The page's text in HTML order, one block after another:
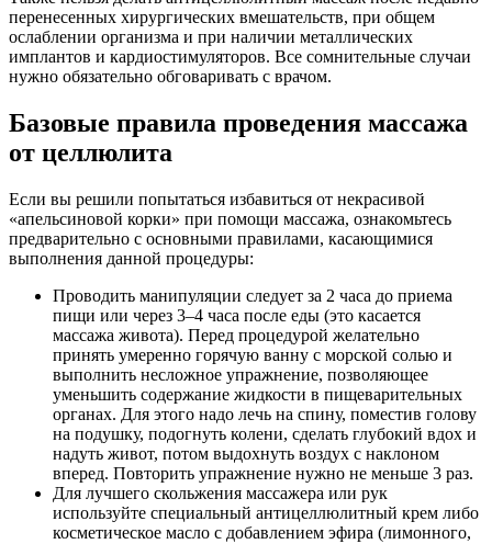
перенесенных хирургических вмешательств, при общем
ослаблении организма и при наличии металлических
имплантов и кардиостимуляторов. Все сомнительные случаи
нужно обязательно обговаривать с врачом.
Базовые правила проведения массажа
от целлюлита
Если вы решили попытаться избавиться от некрасивой
«апельсиновой корки» при помощи массажа, ознакомьтесь
предварительно с основными правилами, касающимися
выполнения данной процедуры:
Проводить манипуляции следует за 2 часа до приема
пищи или через 3–4 часа после еды (это касается
массажа живота). Перед процедурой желательно
принять умеренно горячую ванну с морской солью и
выполнить несложное упражнение, позволяющее
уменьшить содержание жидкости в пищеварительных
органах. Для этого надо лечь на спину, поместив голову
на подушку, подогнуть колени, сделать глубокий вдох и
надуть живот, потом выдохнуть воздух с наклоном
вперед. Повторить упражнение нужно не меньше 3 раз.
Для лучшего скольжения массажера или рук
используйте специальный антицеллюлитный крем либо
косметическое масло с добавлением эфира (лимонного,